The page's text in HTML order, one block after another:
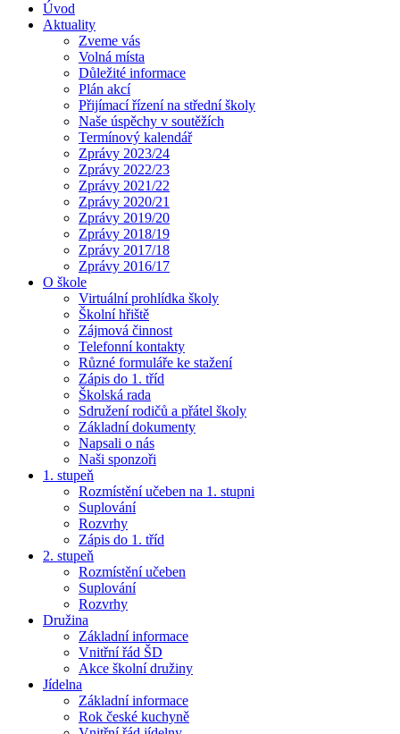
Úvod
Aktuality
Zveme vás
Volná místa
Důležité informace
Plán akcí
Přijímací řízení na střední školy
Naše úspěchy v soutěžích
Termínový kalendář
Zprávy 2023/24
Zprávy 2022/23
Zprávy 2021/22
Zprávy 2020/21
Zprávy 2019/20
Zprávy 2018/19
Zprávy 2017/18
Zprávy 2016/17
O škole
Virtuální prohlídka školy
Školní hřiště
Zájmová činnost
Telefonní kontakty
Různé formuláře ke stažení
Zápis do 1. tříd
Školská rada
Sdružení rodičů a přátel školy
Základní dokumenty
Napsali o nás
Naši sponzoři
1. stupeň
Rozmístění učeben na 1. stupni
Suplování
Rozvrhy
Zápis do 1. tříd
2. stupeň
Rozmístění učeben
Suplování
Rozvrhy
Družina
Základní informace
Vnitřní řád ŠD
Akce školní družiny
Jídelna
Základní informace
Rok české kuchyně